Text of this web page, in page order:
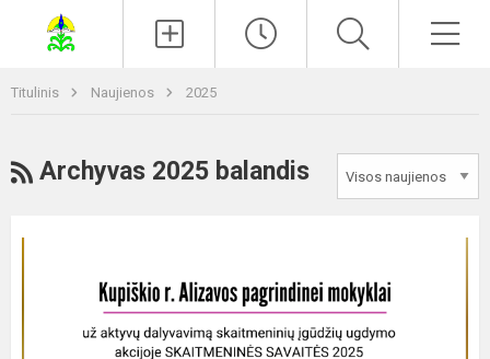
Titulinis Naujienos 2025
RSS
Archyvas 2025 balandis
Skaitmeninių